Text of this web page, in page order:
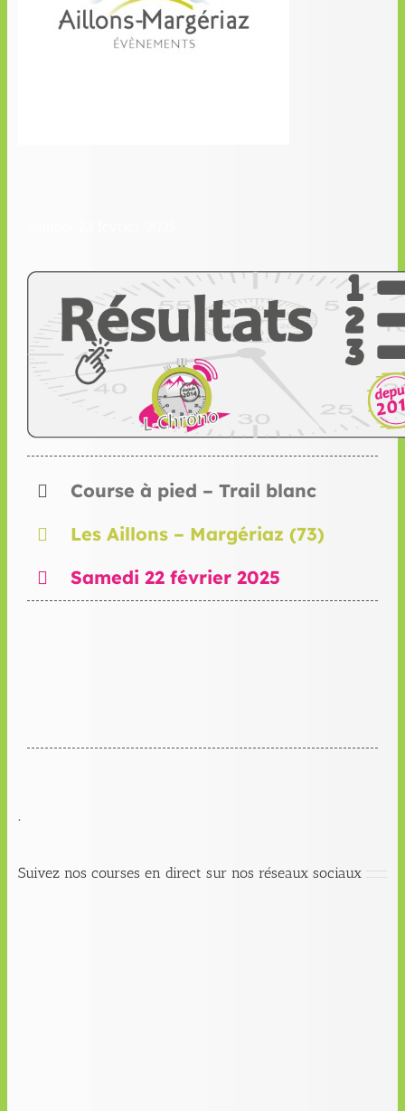
Course à pied – Trail blanc
Les Aillons – Margériaz (73)
Samedi 22 février 2025
.
Suivez nos courses en direct sur nos réseaux sociaux